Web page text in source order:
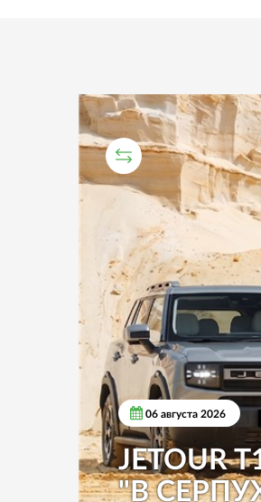
СРАВНИТЕЛЬНЫЙ
06 августа 2026
JETOUR
"В